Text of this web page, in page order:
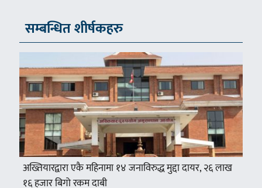
सम्बन्धित शीर्षकहरु
अख्तियारद्वारा एकै महिनामा १४ जनाविरुद्ध मुद्दा दायर, २६ लाख
१६ हजार बिगो रकम दाबी